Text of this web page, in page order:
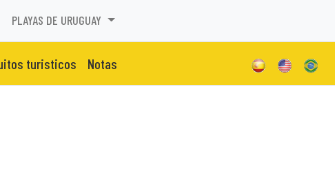
PLAYAS DE URUGUAY
turisticos Notas